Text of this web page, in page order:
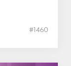
#1460